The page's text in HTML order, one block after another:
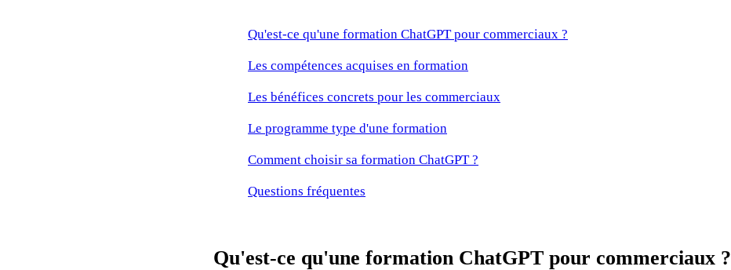
Qu'est-ce qu'une formation ChatGPT pour commerciaux ?
Les compétences acquises en formation
Les bénéfices concrets pour les commerciaux
Le programme type d'une formation
Comment choisir sa formation ChatGPT ?
Questions fréquentes
Qu'est-ce qu'une formation ChatGPT pour commerciaux ?